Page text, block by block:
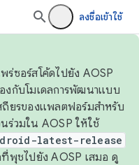
ลงชื่อเข้าใช้
ร่ซอร์สโค้ดไปยัง AOSP
งกับโมเดลการพัฒนาแบบ
ยรของแพลตฟอร์มสำหรับ
ร่วมใน AOSP ให้ใช้
latest-release
พุชไปยัง AOSP เสมอ ดู